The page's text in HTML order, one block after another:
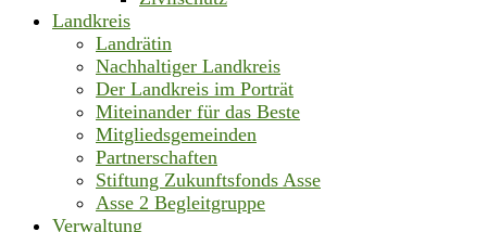
Landkreis
Landrätin
Nachhaltiger Landkreis
Der Landkreis im Porträt
Miteinander für das Beste
Mitgliedsgemeinden
Partnerschaften
Stiftung Zukunftsfonds Asse
Asse 2 Begleitgruppe
Verwaltung